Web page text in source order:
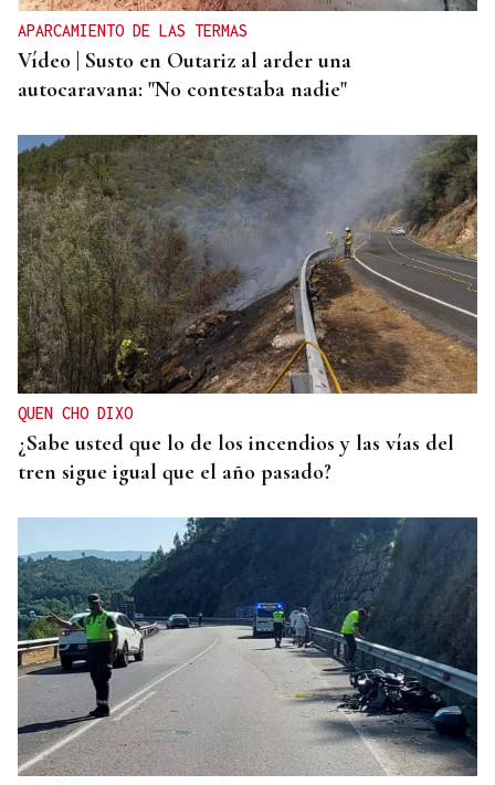
APARCAMIENTO DE LAS TERMAS
Vídeo | Susto en Outariz al arder una
autocaravana: "No contestaba nadie"
QUEN CHO DIXO
¿Sabe usted que lo de los incendios y las vías del
tren sigue igual que el año pasado?